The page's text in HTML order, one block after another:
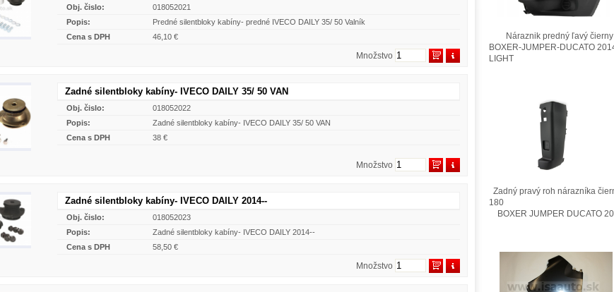
Obj. čislo:
018052021
Popis:
Predné silentbloky kabíny- predné IVECO DAILY 35/ 50 Valník
Cena s DPH
46,10 €
Množstvo
Zadné silentbloky kabíny- IVECO DAILY 35/ 50 VAN
Obj. čislo:
018052022
Popis:
Zadné silentbloky kabíny- IVECO DAILY 35/ 50 VAN
Cena s DPH
38 €
Množstvo
Zadné silentbloky kabíny- IVECO DAILY 2014--
Obj. čislo:
018052023
Popis:
Zadné silentbloky kabíny- IVECO DAILY 2014--
Cena s DPH
58,50 €
Množstvo
Náraznik predný ľavý čierny
BOXER-JUMPER-DUCATO
LIGHT
Zadný pravý roh nárazníka
180
BOXER JUMPER DUCATO